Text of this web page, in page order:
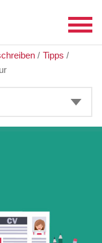
/ Tipps /